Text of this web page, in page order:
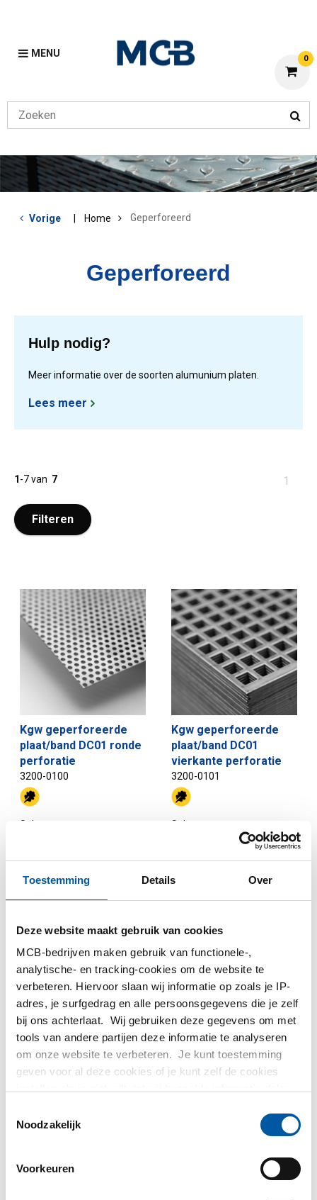
Toestemming Details Over
Deze website maakt gebruik van cookies
MCB-bedrijven maken gebruik van functionele-,
analytische- en tracking-cookies om de website te
verbeteren. Hiervoor slaan wij informatie op zoals je IP-
adres, je surfgedrag en alle persoonsgegevens die je zelf
bij ons achterlaat. Wij gebruiken deze gegevens om met
tools van andere partijen deze informatie te analyseren
om onze website te verbeteren. Je kunt toestemming
geven voor al deze cookies of je kunt zelf de cookies
partijen waarmee wij samenwerken vind je in ons
Noodzakelijk
Voorkeuren
MENU 0
Vorige Home Geperforeerd
Geperforeerd
Hulp nodig?
Meer informatie over de soorten alumunium platen.
Lees meer
1-7van 7
U1
Filteren
Kgw geperforeerde
plaat/band DC01 ronde
perforatie
3200-0100
Selecteer uw maat
Kgw geperforeerde
plaat/band DC01
vierkante perforatie
3200-0101
Selecteer uw maat
Snd verz geperf
plaat/band
DX51D+Z140 ronde
Snd verz geperf
plaat/band
DX51D+Z140 vierkante
perfor